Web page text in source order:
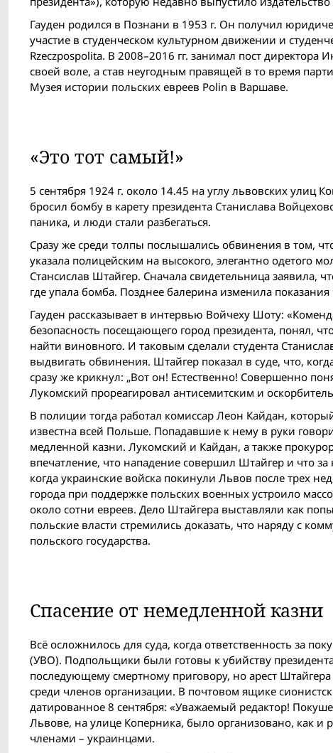
Гауден родился в Познани в 1953 г. Он получил
участие в студенческом культурном движении и
Rzeczpospolita. В 2008–2016 гг. занимал пост директора
своей воле, а став неугодным правящей в то время
Музея истории польских евреев Polin в Варшаве.
«Это тот самый!»
5 сентября 1924 г. около 14.45 на углу львовских
бросил бомбу в карету президента Станислава
паника, и люди стали разбегаться.
Сразу же среди толпы послышались обвинения в том,
указала полицейским на высокого, элегантно одетого
Стансислав Штайгер. Сначала свидетельница заявила,
где упала бомба. Позднее балерина изменила
Гауден рассказывает в интервью Войчеху Шоту:
безопасность посещающего город президента, понял,
найти виновного. И таковым сделали студента
выдвигать обвинения. Штайгер показал в суде, что,
сразу же крикнул: „Вот он! Естественно! Совершенно
Лукомский прореагировал антисемитским и
В полиции тогда работал комиссар Леон Кайдан,
известна всей Польше. Попадавшие к нему в руки
медленной казни. Лукомский и Кайдан, а также
впечатление, что нападение совершил Штайгер и что
когда украинские войска покинули Львов после трех
города при поддержке польских военных устроило
около сотни евреев. Дело Штайгера выставляли как
польские власти стремились доказать, что наряду с
польского государства.
Спасение от немедленной казни
Всё осложнилось для суда, когда ответственность за
(УВО). Подпольщики были готовы к убийству
последующему смертному приговору, но арест
среди членов организации. В почтовом ящике
датированное 8 сентября: «Уважаемый редактор!
Львове, на улице Коперника, было организовано, как и
членами – украинцами.